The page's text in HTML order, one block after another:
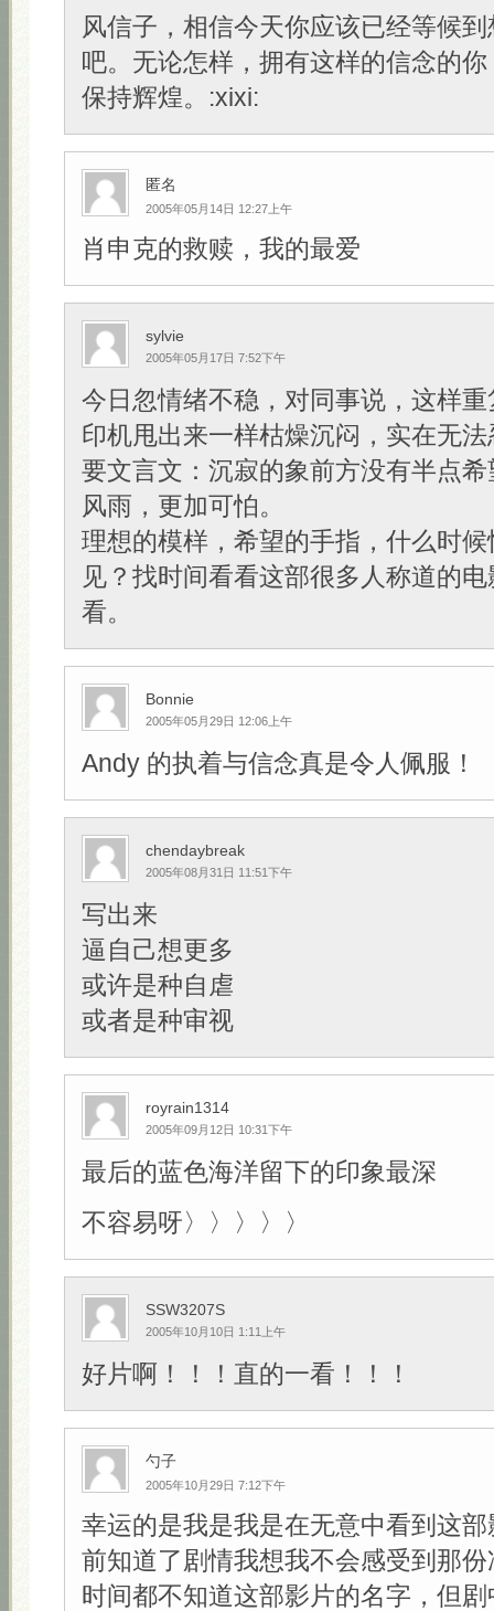
风信子，相信今天你应该已经等候
吧。无论怎样，拥有这样的信念的
保持辉煌。:xixi:
匿名
2005年05月14日 12:27上午
肖申克的救赎，我的最爱
sylvie
2005年05月17日 7:52下午
今日忽情绪不稳，对同事说，这样
印机甩出来一样枯燥沉闷，实在无
要文言文：沉寂的象前方没有半点
风雨，更加可怕。
理想的模样，希望的手指，什么时
见？找时间看看这部很多人称道的
看。
Bonnie
2005年05月29日 12:06上午
Andy 的执着与信念真是令人佩服！
chendaybreak
2005年08月31日 11:51下午
写出来
逼自己想更多
或许是种自虐
或者是种审视
royrain1314
2005年09月12日 10:31下午
最后的蓝色海洋留下的印象最深
不容易呀〉〉〉〉〉
SSW3207S
2005年10月10日 1:11上午
好片啊！！！直的一看！！！
勺子
2005年10月29日 7:12下午
幸运的是我是我是在无意中看到这
前知道了剧情我想我不会感受到那
时间都不知道这部影片的名字，但